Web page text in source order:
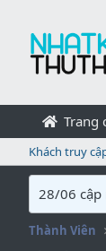
Trang
Khách truy
28/06 cập
Thành Viên